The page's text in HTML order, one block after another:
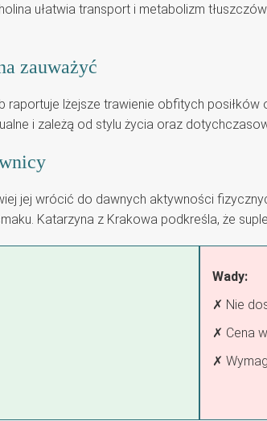
ułatwia transport i metabolizm
zauważyć
lżejsze trawienie obfitych
i zależą od stylu życia oraz
jej wrócić do dawnych aktywności
Katarzyna z Krakowa podkreśla, że
Wady:
✗ Nie
✗ Cena
✗